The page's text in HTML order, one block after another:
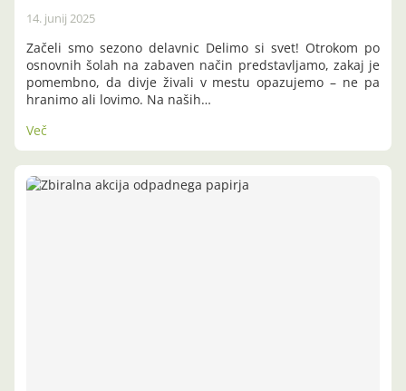
14. junij 2025
Začeli smo sezono delavnic Delimo si svet! Otrokom po
osnovnih šolah na zabaven način predstavljamo, zakaj je
pomembno, da divje živali v mestu opazujemo – ne pa
hranimo ali lovimo. Na naših…
Več